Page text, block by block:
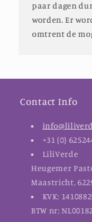
paar dagen
worden. Er
omtrent de
Contact Info
+31 (0)
LiliVerde
Heugemer
Maastricht,
KVK:
BTW nr: